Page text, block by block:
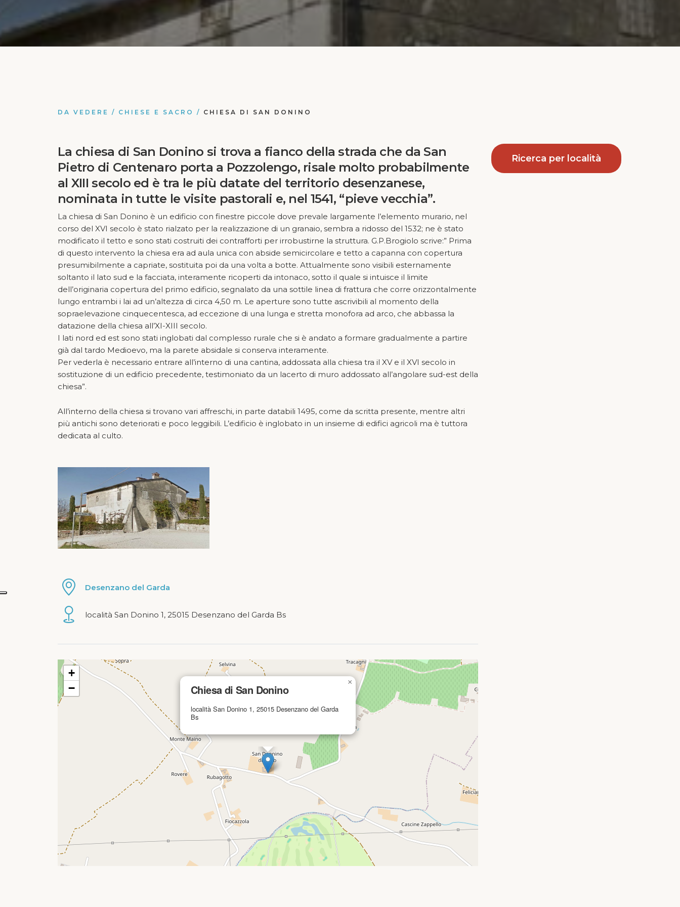
DA VEDERE / CHIESE E SACRO / CHIESA DI SAN DONINO
La chiesa di San Donino si trova a fianco della strada che da San
Pietro di Centenaro porta a Pozzolengo, risale molto probabilmente
al XIII secolo ed è tra le più datate del territorio desenzanese,
nominata in tutte le visite pastorali e, nel 1541, “pieve vecchia”.
La chiesa di San Donino è un edificio con finestre piccole dove prevale largamente l’elemento murario, nel
corso del XVI secolo è stato rialzato per la realizzazione di un granaio, sembra a ridosso del 1532; ne è stato
modificato il tetto e sono stati costruiti dei contrafforti per irrobustirne la struttura. G.P.Brogiolo scrive:” Prima
di questo intervento la chiesa era ad aula unica con abside semicircolare e tetto a capanna con copertura
presumibilmente a capriate, sostituita poi da una volta a botte. Attualmente sono visibili esternamente
soltanto il lato sud e la facciata, interamente ricoperti da intonaco, sotto il quale si intuisce il limite
dell’originaria copertura del primo edificio, segnalato da una sottile linea di frattura che corre orizzontalmente
lungo entrambi i lai ad un’altezza di circa 4,50 m. Le aperture sono tutte ascrivibili al momento della
sopraelevazione cinquecentesca, ad eccezione di una lunga e stretta monofora ad arco, che abbassa la
datazione della chiesa all’XI-XIII secolo.
I lati nord ed est sono stati inglobati dal complesso rurale che si è andato a formare gradualmente a partire
già dal tardo Medioevo, ma la parete absidale si conserva interamente.
Per vederla è necessario entrare all’interno di una cantina, addossata alla chiesa tra il XV e il XVI secolo in
sostituzione di un edificio precedente, testimoniato da un lacerto di muro addossato all’angolare sud-est della
chiesa”.
All’interno della chiesa si trovano vari affreschi, in parte databili 1495, come da scritta presente, mentre altri
più antichi sono deteriorati e poco leggibili. L’edificio è inglobato in un insieme di edifici agricoli ma è tuttora
dedicata al culto.
Desenzano del Garda
località San Donino 1, 25015 Desenzano del Garda Bs
mappa in caricamento...
Chiesa di San Donino
località San Donino 1, 25015 Desenzano del Garda
Bs
×
+
−
Ricerca per località
Privacy Policy Cookie Policy